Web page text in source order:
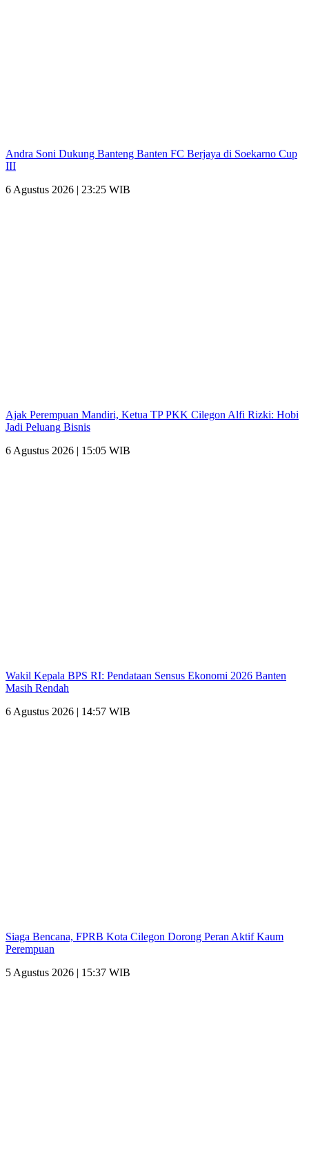
Andra Soni Dukung Banteng Banten FC Berjaya di Soekarno Cup
III
6 Agustus 2026 | 23:25 WIB
Ajak Perempuan Mandiri, Ketua TP PKK Cilegon Alfi Rizki: Hobi
Jadi Peluang Bisnis
6 Agustus 2026 | 15:05 WIB
Wakil Kepala BPS RI: Pendataan Sensus Ekonomi 2026 Banten
Masih Rendah
6 Agustus 2026 | 14:57 WIB
Siaga Bencana, FPRB Kota Cilegon Dorong Peran Aktif Kaum
Perempuan
5 Agustus 2026 | 15:37 WIB